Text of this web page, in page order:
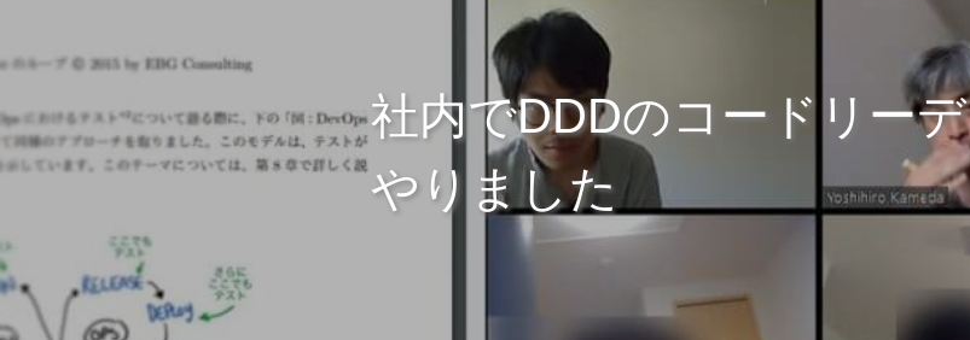
教務システム開発 不動産システム開発
社内でDDDのコードリー
やりました